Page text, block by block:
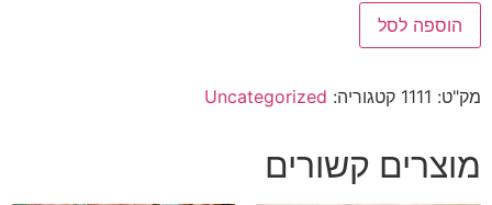
הוספה לסל
מק"ט: 1111 קטגוריה: Uncategorized
מוצרים קשורים